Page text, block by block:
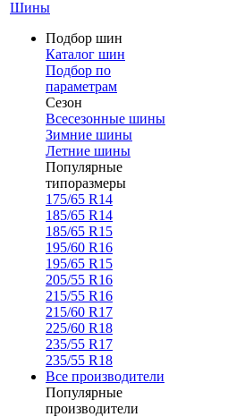
Шины
Подбор шин
Каталог шин
Подбор по
параметрам
Сезон
Всесезонные шины
Зимние шины
Летние шины
Популярные
типоразмеры
175/65 R14
185/65 R14
185/65 R15
195/60 R16
195/65 R15
205/55 R16
215/55 R16
215/60 R17
225/60 R18
235/55 R17
235/55 R18
Все производители
Популярные
производители